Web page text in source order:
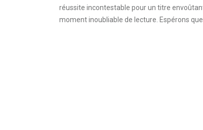
réussite incontestable pour un titre
moment inoubliable de lecture. Espérons